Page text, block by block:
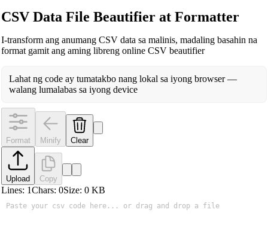
CSV Data File Beautifier at Formatter
I-transform ang anumang CSV data sa malinis, madaling basahin na
format gamit ang aming libreng online CSV beautifier
Lahat ng code ay tumatakbo nang lokal sa iyong browser —
walang lumalabas sa iyong device
Format Minify Clear
Upload Copy
Lines: 1Chars: 0Size: 0KB